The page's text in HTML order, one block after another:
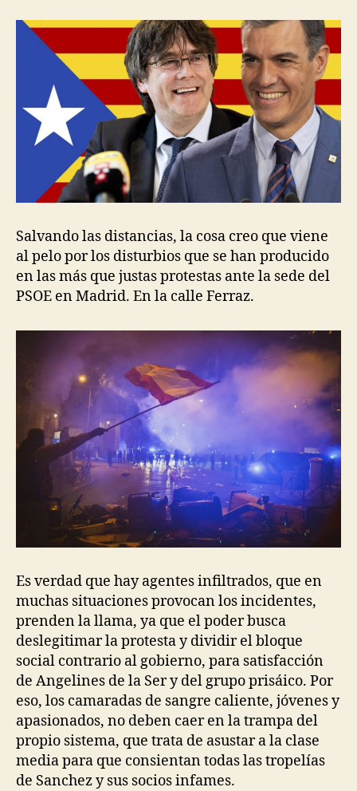
Salvando las distancias, la cosa creo que viene
al pelo por los disturbios que se han producido
en las más que justas protestas ante la sede del
PSOE en Madrid. En la calle Ferraz.
Es verdad que hay agentes infiltrados, que en
muchas situaciones provocan los incidentes,
prenden la llama, ya que el poder busca
deslegitimar la protesta y dividir el bloque
social contrario al gobierno, para satisfacción
de Angelines de la Ser y del grupo prisáico. Por
eso, los camaradas de sangre caliente, jóvenes y
apasionados, no deben caer en la trampa del
propio sistema, que trata de asustar a la clase
media para que consientan todas las tropelías
de Sanchez y sus socios infames.